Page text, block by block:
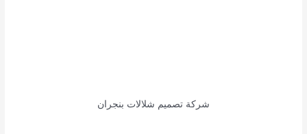
شركة تصميم شلالات بنجران